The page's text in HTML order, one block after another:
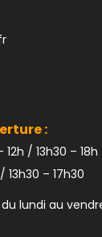
:
12h / 13h30 – 18h
13h30 – 17h30
lundi au